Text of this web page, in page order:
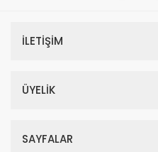
İLETİŞİM
ÜYELİK
SAYFALAR